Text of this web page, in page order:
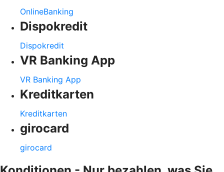
OnlineBanking
Dispokredit
Dispokredit
VR Banking App
VR Banking App
Kreditkarten
Kreditkarten
girocard
girocard